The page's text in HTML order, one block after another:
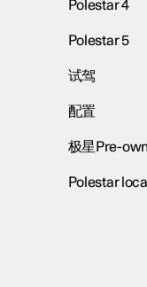
Polestar 4
Polestar 5
试驾
配置
极星Pre-
Polestar